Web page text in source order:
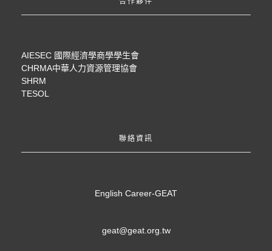
AIESEC 國際經濟學商學學生會
CHRMA中華人力資源管理協會
SHRM
TESOL
聯絡資訊
English Career-GEAT
geat@geat.org.tw